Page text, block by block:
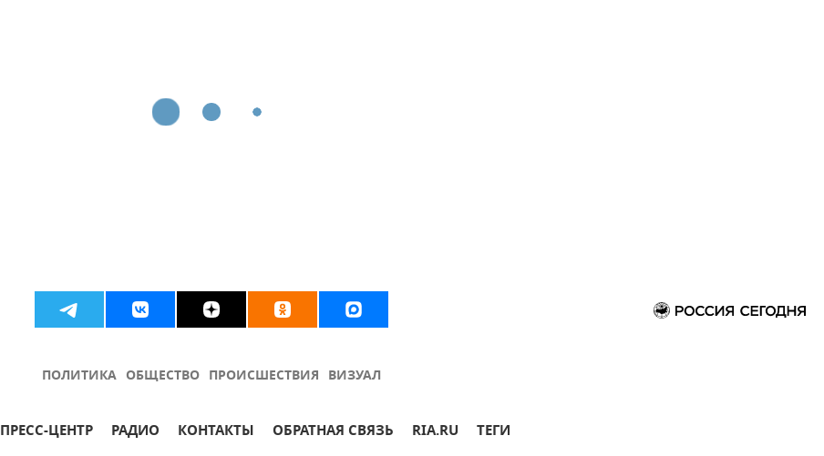
ПОЛИТИКА ОБЩЕСТВО ПРОИСШЕСТВИЯ ВИЗУАЛ
ПРЕСС-ЦЕНТР РАДИО КОНТАКТЫ ОБРАТНАЯ СВЯЗЬ RIA.RU ТЕГИ